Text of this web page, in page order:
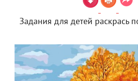
Задания для детей раскрась